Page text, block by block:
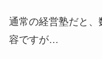
通常の経営塾だと、
容ですが…